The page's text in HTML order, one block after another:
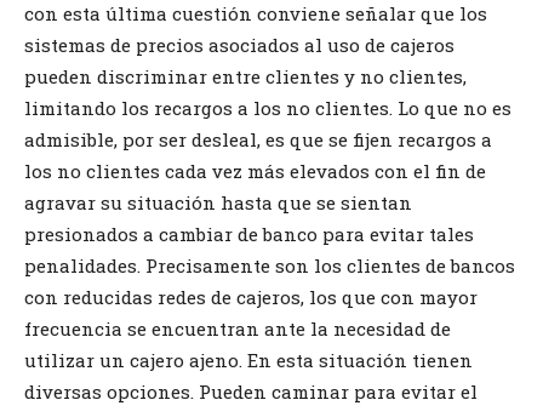
con esta última cuestión conviene señalar que los
sistemas de precios asociados al uso de cajeros
pueden discriminar entre clientes y no clientes,
limitando los recargos a los no clientes. Lo que no es
admisible, por ser desleal, es que se fijen recargos a
los no clientes cada vez más elevados con el fin de
agravar su situación hasta que se sientan
presionados a cambiar de banco para evitar tales
penalidades. Precisamente son los clientes de bancos
con reducidas redes de cajeros, los que con mayor
frecuencia se encuentran ante la necesidad de
utilizar un cajero ajeno. En esta situación tienen
diversas opciones. Pueden caminar para evitar el